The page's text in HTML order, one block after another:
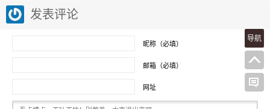
发表评论
昵称（必填）
邮箱（必填）
网址
导航